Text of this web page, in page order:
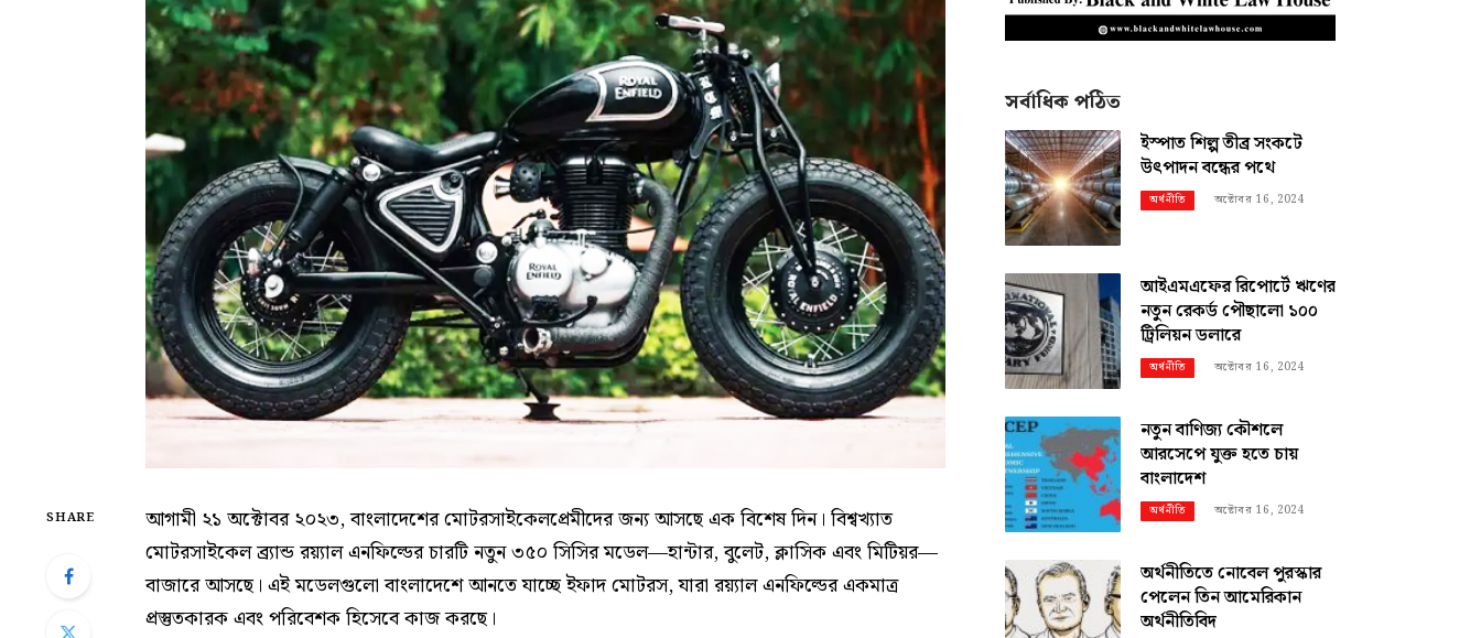
SHARE
আগামী ২১ অক্টোবর ২০২৩, বাংলাদেশের মোটরসাইকেলপ্রেমীদের জন্য আসছে এক বিশেষ দিন। বিশ্বখ্যাত
মোটরসাইকেল ব্র্যান্ড রয়্যাল এনফিল্ডের চারটি নতুন ৩৫০ সিসির মডেল—হান্টার, বুলেট, ক্লাসিক এবং মিটিয়র—
বাজারে আসছে। এই মডেলগুলো বাংলাদেশে আনতে যাচ্ছে ইফাদ মোটরস, যারা রয়্যাল এনফিল্ডের একমাত্র
প্রস্তুতকারক এবং পরিবেশক হিসেবে কাজ করছে।
সর্বাধিক পঠিত
ইস্পাত শিল্প তীব্র সংকটে
উৎপাদন বন্ধের পথে
অর্থনীতি অক্টোবর 16, 2024
আইএমএফের রিপোর্টে ঋণের
নতুন রেকর্ড পৌছালো ১০০
ট্রিলিয়ন ডলারে
অর্থনীতি অক্টোবর 16, 2024
নতুন বাণিজ্য কৌশলে
আরসেপে যুক্ত হতে চায়
বাংলাদেশ
অর্থনীতি অক্টোবর 16, 2024
অর্থনীতিতে নোবেল পুরস্কার
পেলেন তিন আমেরিকান
অর্থনীতিবিদ